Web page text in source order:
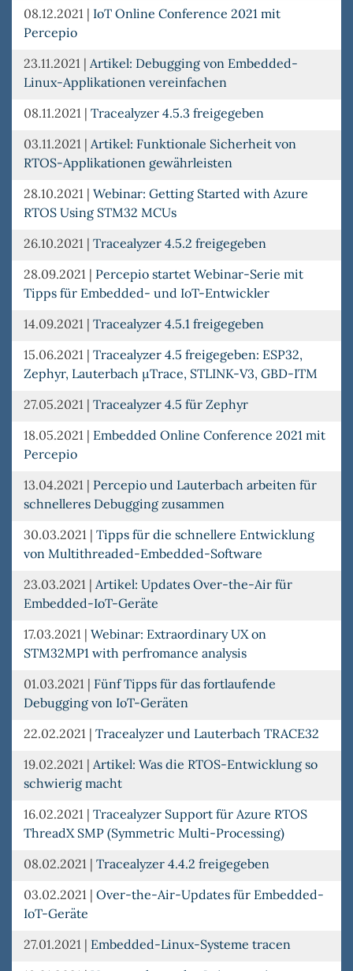
08.12.2021 | IoT Online Conference 2021 mit
Percepio
23.11.2021 | Artikel: Debugging von Embedded-
Linux-Applikationen vereinfachen
08.11.2021 | Tracealyzer 4.5.3 freigegeben
03.11.2021 | Artikel: Funktionale Sicherheit von
RTOS-Applikationen gewährleisten
28.10.2021 | Webinar: Getting Started with Azure
RTOS Using STM32 MCUs
26.10.2021 | Tracealyzer 4.5.2 freigegeben
28.09.2021 | Percepio startet Webinar-Serie mit
Tipps für Embedded- und IoT-Entwickler
14.09.2021 | Tracealyzer 4.5.1 freigegeben
15.06.2021 | Tracealyzer 4.5 freigegeben: ESP32,
Zephyr, Lauterbach µTrace, STLINK-V3, GBD-ITM
27.05.2021 | Tracealyzer 4.5 für Zephyr
18.05.2021 | Embedded Online Conference 2021 mit
Percepio
13.04.2021 | Percepio und Lauterbach arbeiten für
schnelleres Debugging zusammen
30.03.2021 | Tipps für die schnellere Entwicklung
von Multithreaded-Embedded-Software
23.03.2021 | Artikel: Updates Over-the-Air für
Embedded-IoT-Geräte
17.03.2021 | Webinar: Extraordinary UX on
STM32MP1 with perfromance analysis
01.03.2021 | Fünf Tipps für das fortlaufende
Debugging von IoT-Geräten
22.02.2021 | Tracealyzer und Lauterbach TRACE32
19.02.2021 | Artikel: Was die RTOS-Entwicklung so
schwierig macht
16.02.2021 | Tracealyzer Support für Azure RTOS
ThreadX SMP (Symmetric Multi-Processing)
08.02.2021 | Tracealyzer 4.4.2 freigegeben
03.02.2021 | Over-the-Air-Updates für Embedded-
IoT-Geräte
27.01.2021 | Embedded-Linux-Systeme tracen